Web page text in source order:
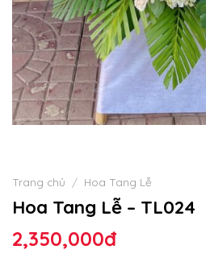
Trang chủ / Hoa Tang Lễ
Hoa Tang Lễ – TL024
2,350,000đ